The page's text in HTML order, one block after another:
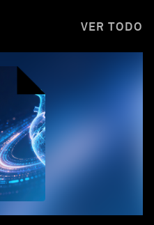
VER TODO